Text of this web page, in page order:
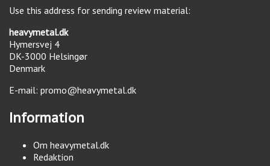
Use this address for sending review material:
heavymetal.dk
Hymersvej 4
DK-3000 Helsingør
Denmark
E-mail: promo@heavymetal.dk
Information
Om heavymetal.dk
Redaktion